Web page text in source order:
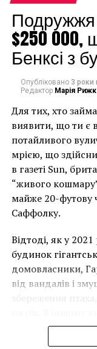
56-я Вeнецианская
$250 000,
Бенксі з
Опубліковано 3 роки
Редактор Марія
Для тих, хто
виявити, що ти є
потайливого
мрією, що
в газеті Sun,
“живого
майже 20-футову
Саффолку.
Відтоді, як у
будинок
домовласники,
від вандалів і
збереження
мурал, що може
доларів.